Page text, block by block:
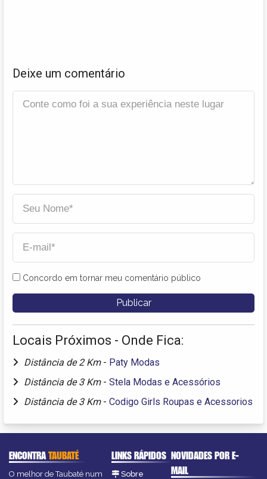
Deixe um comentário
Concordo em tornar meu comentário público
Locais Próximos - Onde Fica:
Distância de 2 Km - Paty Modas
Distância de 3 Km - Stela Modas e Acessórios
Distância de 3 Km - Codigo Girls Roupas e Acessorios
ENCONTRATAUBATÉ
O melhor de Taubaté num
LINKS RÁPIDOS
Sobre
NOVIDADES POR E-
MAIL